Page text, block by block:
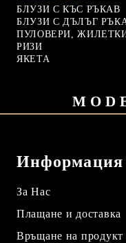
БЛУЗИ С КЪС РЪКАВ
БЛУЗИ С ДЪЛЪГ
ПУЛОВЕРИ,
РИЗИ
ЯКЕТА
Информация
За Нас
Плащане и доставка
Връщане на продукт